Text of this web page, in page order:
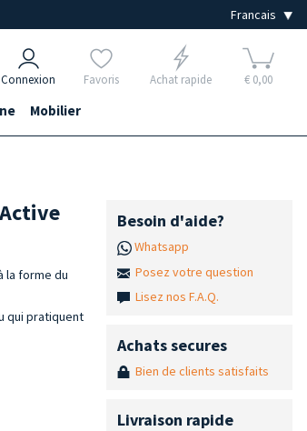
Connexion Favoris Achat rapide € 0,00
Mobilier
la forme du
qui pratiquent
Besoin d'aide?
Whatsapp
Posez votre question
Lisez nos F.A.Q.
Achats secures
Bien de clients satisfaits
Livraison rapide